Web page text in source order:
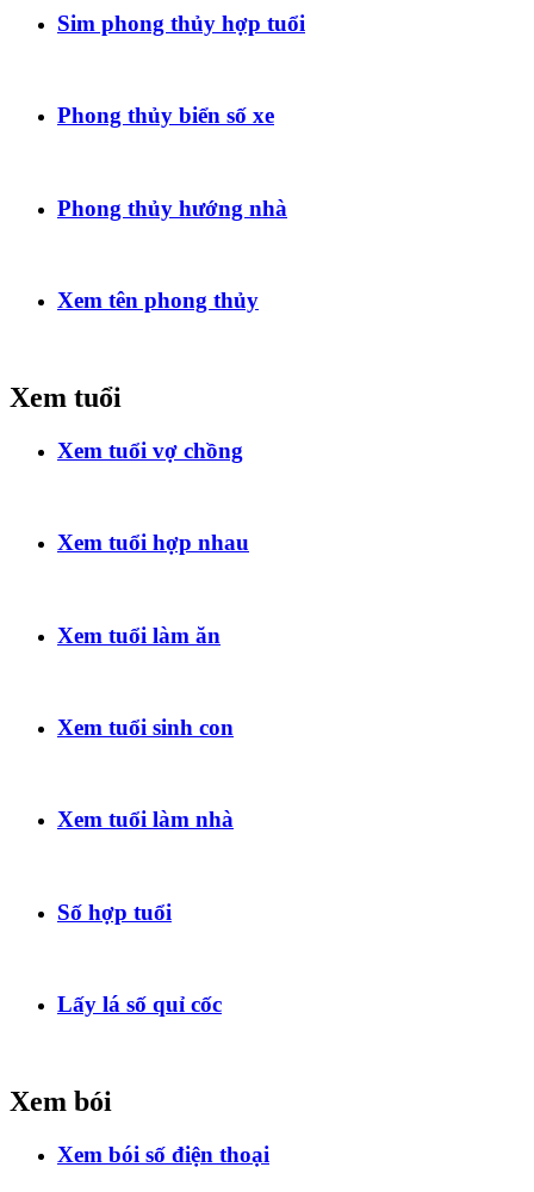
Sim phong thủy hợp tuổi
Phong thủy biển số xe
Phong thủy hướng nhà
Xem tên phong thủy
Xem tuổi
Xem tuổi vợ chồng
Xem tuổi hợp nhau
Xem tuổi làm ăn
Xem tuổi sinh con
Xem tuổi làm nhà
Số hợp tuổi
Lấy lá số quỉ cốc
Xem bói
Xem bói số điện thoại